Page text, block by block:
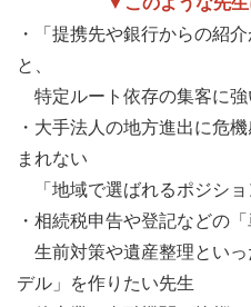
・「提携先や銀行からの紹
と、
特定ルート依存の集客に強
・大手法人の地方進出に危
まれない
「地域で選ばれるポジショ
・相続税申告や登記などの
生前対策や遺産整理といっ
デル」を作りたい先生